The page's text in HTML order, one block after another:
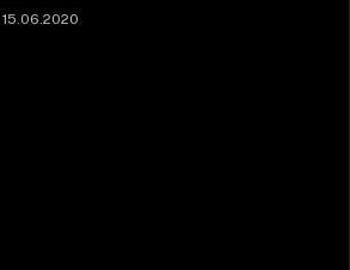
15.06.2020